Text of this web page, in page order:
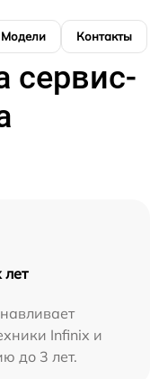
Модели Контакты
сервис-
Infinix и
до 3 лет.